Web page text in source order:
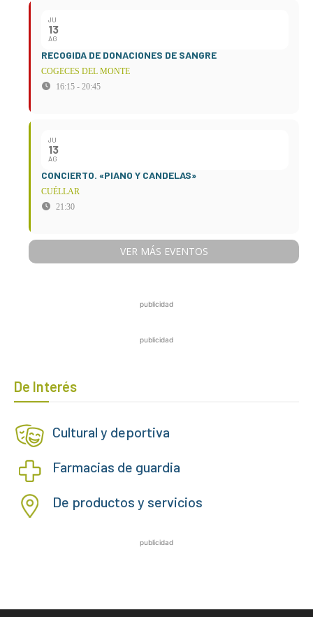
JU
13
AG
RECOGIDA DE DONACIONES DE SANGRE
COGECES DEL MONTE
16:15 - 20:45
JU
13
AG
CONCIERTO. «PIANO Y CANDELAS»
CUÉLLAR
21:30
VER MÁS EVENTOS
publicidad
publicidad
De Interés
Cultural y deportiva
Farmacias de guardia
De productos y servicios
publicidad